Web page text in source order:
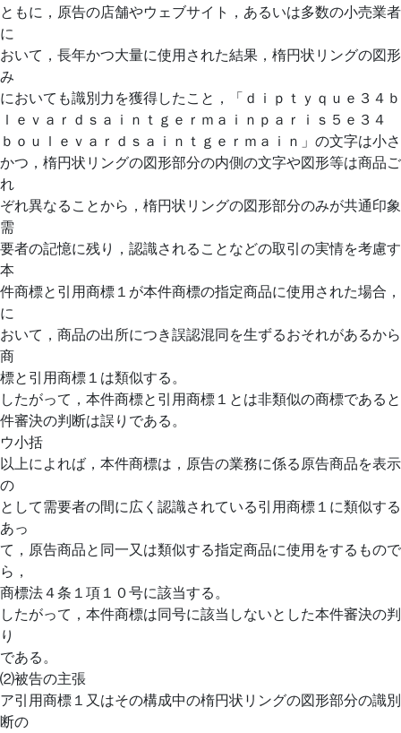
ともに，原告の店舗やウェブサイト，あるいは多数の小売業
に
おいて，長年かつ大量に使用された結果，楕円状リングの図
み
においても識別力を獲得したこと，「ｄｉｐｔｙｑｕｅ３４
ｌｅｖａｒｄｓａｉｎｔｇｅｒｍａｉｎｐａｒｉｓ５ｅ３４
ｂｏｕｌｅｖａｒｄｓａｉｎｔｇｅｒｍａｉｎ」の文字は小
かつ，楕円状リングの図形部分の内側の文字や図形等は商品
れ
ぞれ異なることから，楕円状リングの図形部分のみが共通印
需
要者の記憶に残り，認識されることなどの取引の実情を考慮
本
件商標と引用商標１が本件商標の指定商品に使用された場合
に
おいて，商品の出所につき誤認混同を生ずるおそれがあるか
商
標と引用商標１は類似する。
したがって，本件商標と引用商標１とは非類似の商標である
件審決の判断は誤りである。
ウ小括
以上によれば，本件商標は，原告の業務に係る原告商品を表
の
として需要者の間に広く認識されている引用商標１に類似す
あっ
て，原告商品と同一又は類似する指定商品に使用をするもの
ら，
商標法４条１項１０号に該当する。
したがって，本件商標は同号に該当しないとした本件審決の
り
である。
⑵被告の主張
ア引用商標１又はその構成中の楕円状リングの図形部分の識
断の